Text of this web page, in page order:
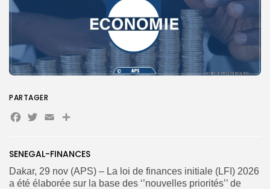
SENEGAL-FINANCES
Dakar, 29 nov (APS) – La loi de finances initiale (LFI) 2026
a été élaborée sur la base des ‘’nouvelles priorités’’ de
PARTAGER
Facebook
Twitter
EmailPartager